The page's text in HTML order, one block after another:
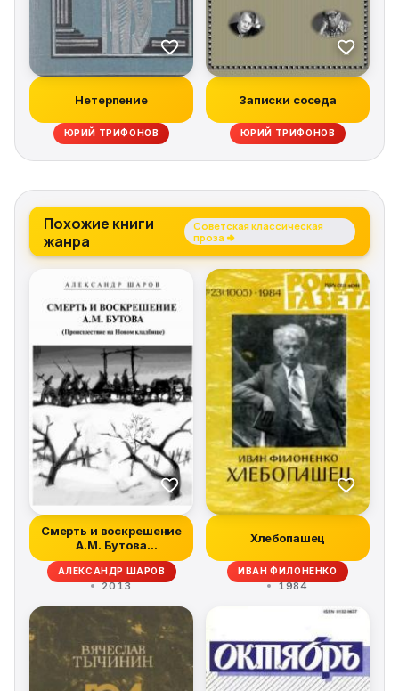
Нетерпение
ЮРИЙ ТРИФОНОВ
Записки соседа
ЮРИЙ ТРИФОНОВ
Похожие книги
жанра
Советская классическая
проза →
Смерть и воскрешение
А.М. Бутова
(Происшествие на...
АЛЕКСАНДР ШАРОВ
2013
Хлебопашец
ИВАН ФИЛОНЕНКО
1984